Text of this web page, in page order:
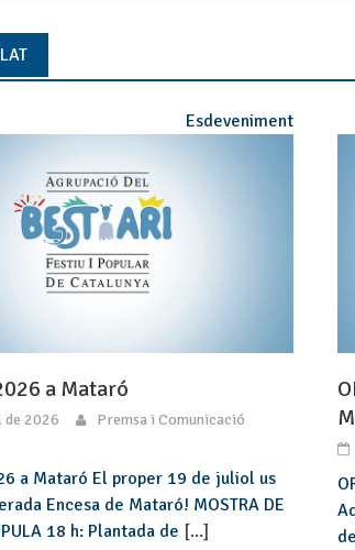
Esdeveniment
a Mataró
de 2026
Premsa i Comunicació
a Mataró El proper 19 de juliol us
Encesa de Mataró! MOSTRA DE
18 h: Plantada de [...]